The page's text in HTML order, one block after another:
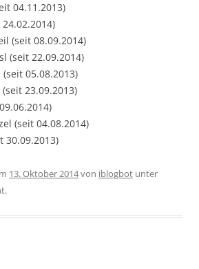
04.11.2013)
(seit 08.09.2014)
(seit 22.09.2014)
05.08.2013)
23.09.2013)
(seit 04.08.2014)
30.09.2013)
13. Oktober 2014von iblogbot unter